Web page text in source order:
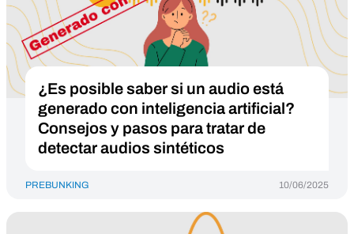
¿Es posible saber si un audio está
generado con inteligencia artificial?
Consejos y pasos para tratar de
detectar audios sintéticos
PREBUNKING 10/06/2025